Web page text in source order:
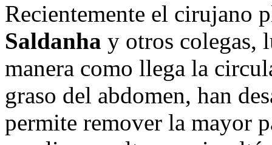
Recientemente el cirujano
Saldanha y otros colegas,
manera como llega la
graso del abdomen, han
permite remover la mayor